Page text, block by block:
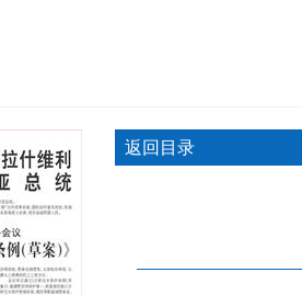
返回目录